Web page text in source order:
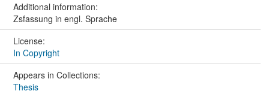
Additional information:
Zsfassung in engl. Sprache
License:
In Copyright
Appears in Collections:
Thesis